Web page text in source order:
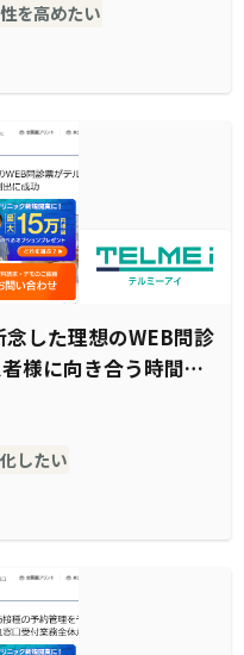
を高めたい
した理想のWEB問診
様に向き合う時間の
したい